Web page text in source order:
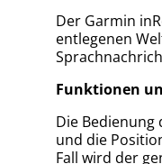
Der Garmin
entlegenen
Funktionen
Die
und die
Fall wird der